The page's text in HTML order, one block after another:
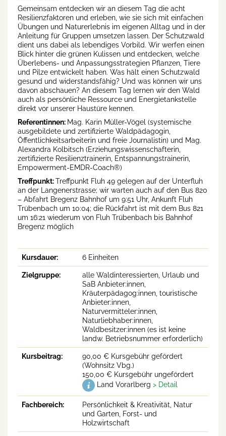
Gemeinsam entdecken wir an diesem Tag die acht
Resilienzfaktoren und erleben, wie sie sich mit einfachen
Übungen und Naturerlebnis im eigenen Alltag und in der
Anleitung für Gruppen umsetzen lassen. Der Schutzwald
dient uns dabei als lebendiges Vorbild. Wir werfen einen
Blick hinter die grünen Kulissen und entdecken, welche
Überlebens- und Anpassungsstrategien Pflanzen, Tiere
und Pilze entwickelt haben. Was hält einen Schutzwald
gesund und widerstandsfähig? Und was können wir uns
davon abschauen? An diesem Tag lernen wir den Wald
auch als persönliche Ressource und Energietankstelle
direkt vor unserer Haustüre kennen.
Referentinnen: Mag. Karin Müller-Vögel (systemische
ausgebildete und zertifizierte Waldpädagogin,
Öffentlichkeitsarbeiterin und freie Journalistin) und Mag.
Alexandra Kolbitsch (Erziehungswissenschafterin,
zertifizierte Resilienztrainerin, Entspannungstrainerin,
Empowerment-EMDR-Coach®)
Treffpunkt:Treffpunkt Fluh 49 gelegen auf der Unterfluh
an der Langenerstrasse; wir warten auch auf den Bus 820
– Abfahrt Bregenz Bahnhof um 9:51 Uhr, Ankunft Fluh
Trübenbach um 10:04; die Rückfahrt ist mit dem Bus 821
um 16:21 wiederum von Fluh Trübenbach bis Bahnhof
Bregenz möglich
Kursdauer: 6 Einheiten
Zielgruppe:
alle Waldinteressierten, Urlaub und
SaB Anbieter:innen,
Kräuterpädagog:innen, touristische
Anbieter:innen,
Naturvermitteler:innen,
Naturliebhaber:innen,
Waldbesitzer:innen (es ist keine
landw. Betriebsnummer erforderlich)
Kursbeitrag:
90,00 € Kursgebühr gefördert
(Wohnsitz Vbg.)
150,00 € Kursgebühr ungefördert
Land Vorarlberg
Fachbereich:
Persönlichkeit & Kreativität, Natur
und Garten, Forst- und
Holzwirtschaft